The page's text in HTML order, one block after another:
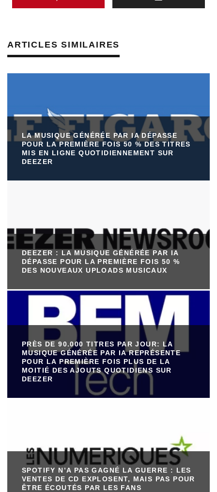
ARTICLES SIMILAIRES
LA MUSIQUE GÉNÉRÉE PAR IA DÉPASSE
POUR LA PREMIÈRE FOIS 50 % DES TITRES
MIS EN LIGNE QUOTIDIENNEMENT SUR
DEEZER
DEEZER : LA MUSIQUE GÉNÉRÉE PAR IA
DÉPASSE POUR LA PREMIÈRE FOIS 50 %
DES NOUVEAUX UPLOADS MUSICAUX
PRÈS DE 90.000 TITRES PAR JOUR: LA
MUSIQUE GÉNÉRÉE PAR IA REPRÉSENTE
POUR LA PREMIÈRE FOIS PLUS DE LA
MOITIÉ DES AJOUTS QUOTIDIENS SUR
DEEZER
SPOTIFY N’A PAS GAGNÉ LA GUERRE : LES
VENTES DE CD EXPLOSENT, MAIS PAS POUR
ÊTRE ÉCOUTÉS PAR LES FANS